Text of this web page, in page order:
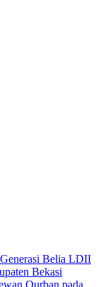
Belia LDII
Bekasi